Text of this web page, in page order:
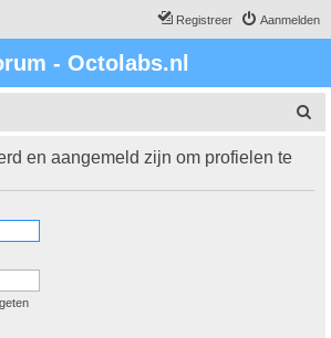
Aanmelden
Registreer
- Octolabs.nl
k
en aangemeld zijn om profielen te